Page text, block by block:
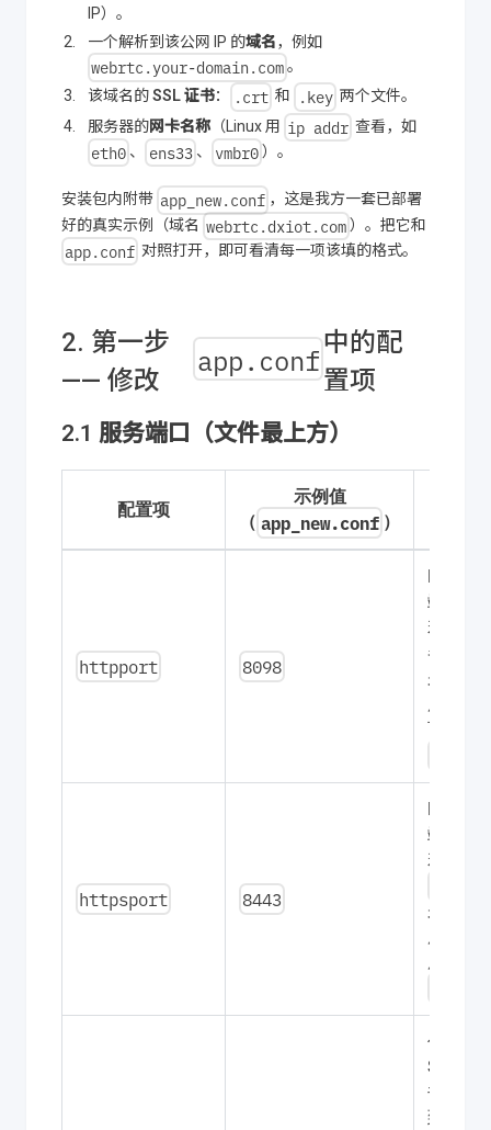
IP）。
一个解析到该公网 IP 的域名，例如
webrtc.your-domain.com 。
该域名的SSL 证书： .crt 和 .key 两个文件。
服务器的网卡名称 （Linux 用 ip addr 查看，如
eth0 、 ens33 、 vmbr0 ）。
安装包内附带 app_new.conf ，这是我方一套已部署
好的真实示例（域名 webrtc.dxiot.com ）。把它和
app.conf 对照打开，即可看清每一项该填的格式。
2. 第一步
—— 修改
app.conf中的配
置项
2.1 服务端口（文件最上方）
配置项
示例值
（ app_new.conf ）
httpport 8098
端口。
若服务
器
未被占
用，也
可保持
httpsport 8443
端口。
若
未被占
用，可
用
你的
SSL 证
书，放
到